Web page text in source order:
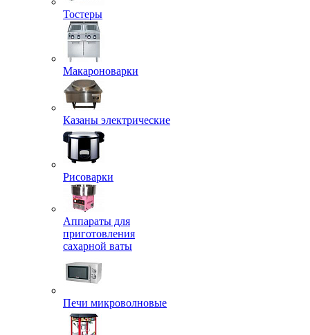
Тостеры
Макароноварки
Казаны электрические
Рисоварки
Аппараты для
приготовления
сахарной ваты
Печи микроволновые